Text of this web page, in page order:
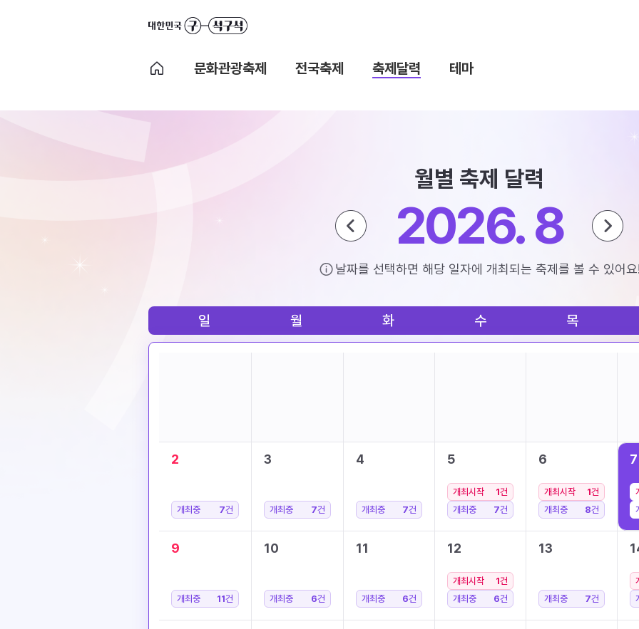
문화관광축제 전국축제 축제달력 테마
월별 축제 달력
2026. 8
날짜를 선택하면 해당 일자에 개최되는 축제를 볼 수 있어
일 월 화 수 목
2
개최중 7건
3
개최중 7건
4
개최중 7건
5
개최시작 1건
개최중
7건
6
개최시작 1건
개최중
8건
7
9
개최중 11건
10
개최중 6건
11
개최중 6건
12
개최시작 1건
개최중
6건
13
개최중 7건